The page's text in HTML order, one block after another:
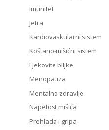
Imunitet
Jetra
Kardiovaskularni sistem
Koštano-mišićni sistem
Ljekovite biljke
Menopauza
Mentalno zdravlje
Napetost mišića
Prehlada i gripa